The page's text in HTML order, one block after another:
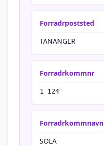
Forradrpoststed
TANANGER
Forradrkommnr
1 124
Forradrkommnavn
SOLA